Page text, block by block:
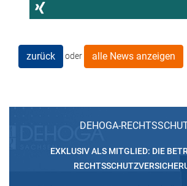
zurück oder alle News anzeigen
DEHOGA-
EXKLUSIV ALS MITGLIED: DIE